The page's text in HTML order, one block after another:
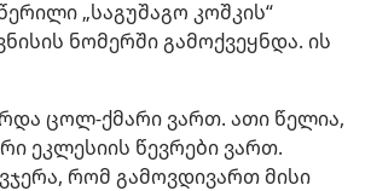
„საგუშაგო კოშკის“
ნომერში გამოქვეყნდა. ის
ცოლ-ქმარი ვართ. ათი წელია,
ეკლესიის წევრები ვართ.
რომ გამოვდივართ მისი